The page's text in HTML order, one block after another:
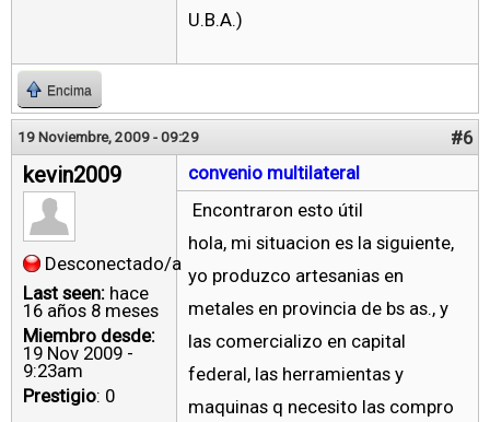
U.B.A.)
Encima
19 Noviembre, 2009 - 09:29 #6
kevin2009
Desconectado/a
Last seen: hace
16 años 8 meses
Miembro desde:
19 Nov 2009 -
9:23am
Prestigio: 0
convenio multilateral
Encontraron esto útil
hola, mi situacion es la siguiente,
yo produzco artesanias en
metales en provincia de bs as., y
las comercializo en capital
federal, las herramientas y
maquinas q necesito las compro